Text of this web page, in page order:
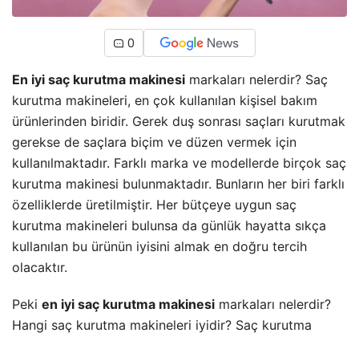
0
En iyi saç kurutma makinesi markaları nelerdir? Saç
kurutma makineleri, en çok kullanılan kişisel bakım
ürünlerinden biridir. Gerek duş sonrası saçları kurutmak
gerekse de saçlara biçim ve düzen vermek için
kullanılmaktadır. Farklı marka ve modellerde birçok saç
kurutma makinesi bulunmaktadır. Bunların her biri farklı
özelliklerde üretilmiştir. Her bütçeye uygun saç
kurutma makineleri bulunsa da günlük hayatta sıkça
kullanılan bu ürünün iyisini almak en doğru tercih
olacaktır.
Peki en iyi saç kurutma makinesi markaları nelerdir?
Hangi saç kurutma makineleri iyidir? Saç kurutma